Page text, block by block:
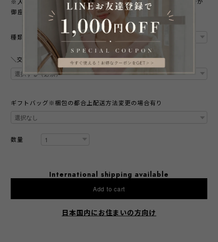
御座います。予めご了承下さい。
種類
＼交換無料キャンペーン／ 本商品は交換する際の返送送料が無料
ギフトバッグ※梱包の都合上配送方法変更の場合有り
数量
International shipping available
Add to cart
日本国内にお住まいの方向け